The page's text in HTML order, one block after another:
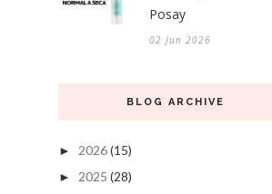
Posay
02 Jun 2026
BLOG ARCHIVE
► 2026(15)
► 2025 (28)